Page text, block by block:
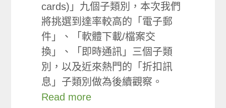
cards)」九個子類別，本次我們
將挑選到達率較高的「電子郵
件」、「軟體下載/檔案交
換」、「即時通訊」三個子類
別，以及近來熱門的「折扣訊
息」子類別做為後續觀察。
Read more